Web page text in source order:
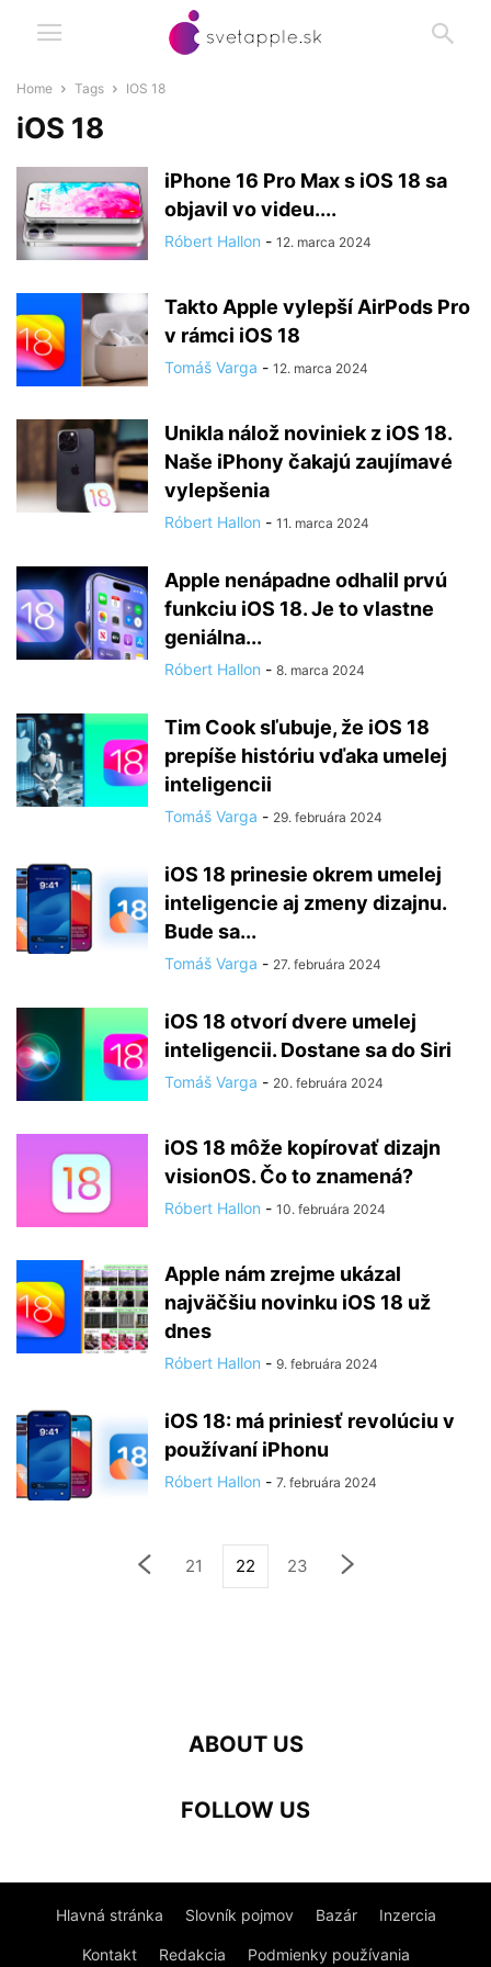
Home Tags IOS 18
iOS 18
iPhone 16 Pro Max s iOS 18 sa
objavil vo videu....
Róbert Hallon - 12. marca 2024
Takto Apple vylepší AirPods Pro
v rámci iOS 18
Tomáš Varga - 12. marca 2024
Unikla nálož noviniek z iOS 18.
Naše iPhony čakajú zaujímavé
vylepšenia
Róbert Hallon - 11. marca 2024
Apple nenápadne odhalil prvú
funkciu iOS 18. Je to vlastne
geniálna...
Róbert Hallon - 8. marca 2024
Tim Cook sľubuje, že iOS 18
prepíše históriu vďaka umelej
inteligencii
Tomáš Varga - 29. februára 2024
iOS 18 prinesie okrem umelej
inteligencie aj zmeny dizajnu.
Bude sa...
Tomáš Varga - 27. februára 2024
iOS 18 otvorí dvere umelej
inteligencii. Dostane sa do Siri
Tomáš Varga - 20. februára 2024
iOS 18 môže kopírovať dizajn
visionOS. Čo to znamená?
Róbert Hallon - 10. februára 2024
Apple nám zrejme ukázal
najväčšiu novinku iOS 18 už
dnes
Róbert Hallon - 9. februára 2024
iOS 18: má priniesť revolúciu v
používaní iPhonu
Róbert Hallon - 7. februára 2024
21 22 23
ABOUT US
FOLLOW US
Hlavná stránka Slovník pojmov Bazár Inzercia
Kontakt Redakcia Podmienky používania